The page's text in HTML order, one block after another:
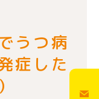
うつ病
症した